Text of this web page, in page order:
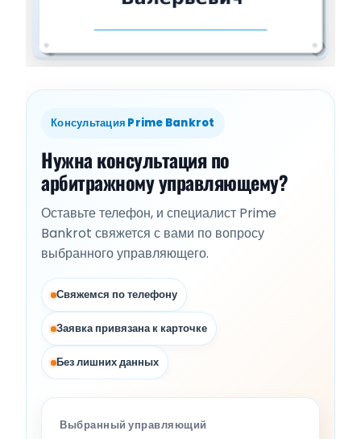
Консультация Prime Bankrot
Нужна консультация по
арбитражному управляющему?
Оставьте телефон, и специалист Prime
Bankrot свяжется с вами по вопросу
выбранного управляющего.
Свяжемся по телефону
Заявка привязана к карточке
Без лишних данных
Выбранный управляющий